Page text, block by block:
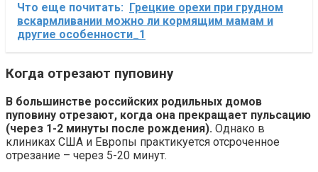
Что еще почитать:
Грецкие орехи при грудном
вскармливании можно ли кормящим мамам и
другие особенности_1
Когда отрезают пуповину
В большинстве российских родильных домов
пуповину отрезают, когда она прекращает пульсацию
(через 1-2 минуты после рождения). Однако в
клиниках США и Европы практикуется отсроченное
отрезание – через 5-20 минут.